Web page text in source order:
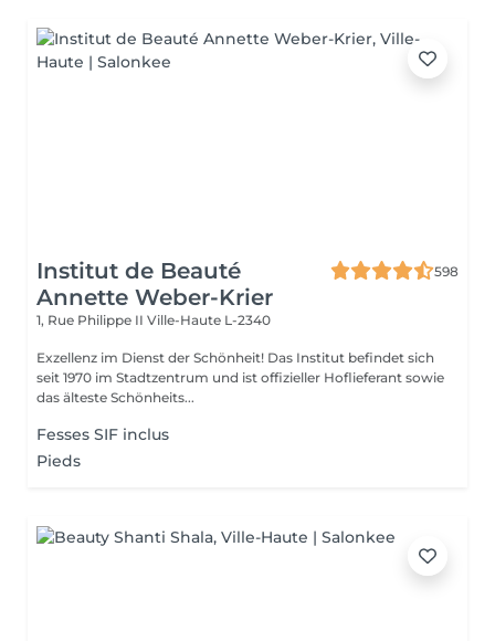
Institut de Beauté
Annette Weber-Krier
598
1, Rue Philippe II Ville-Haute L-2340
Exzellenz im Dienst der Schönheit! Das Institut befindet sich
seit 1970 im Stadtzentrum und ist offizieller Hoflieferant sowie
das älteste Schönheits...
Fesses SIF inclus
Pieds